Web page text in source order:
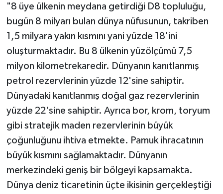
"8 üye ülkenin meydana getirdiği D8 topluluğu,
bugün 8 milyarı bulan dünya nüfusunun, takriben
1,5 milyara yakın kısmını yani yüzde 18'ini
oluşturmaktadır. Bu 8 ülkenin yüzölçümü 7,5
milyon kilometrekaredir. Dünyanın kanıtlanmış
petrol rezervlerinin yüzde 12'sine sahiptir.
Dünyadaki kanıtlanmış doğal gaz rezervlerinin
yüzde 22'sine sahiptir. Ayrıca bor, krom, toryum
gibi stratejik maden rezervlerinin büyük
çoğunluğunu ihtiva etmekte. Pamuk ihracatının
büyük kısmını sağlamaktadır. Dünyanın
merkezindeki geniş bir bölgeyi kapsamakta.
Dünya deniz ticaretinin üçte ikisinin gerçekleştiği